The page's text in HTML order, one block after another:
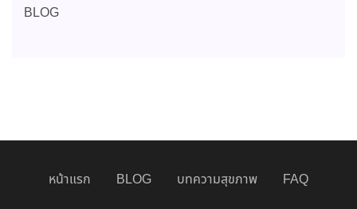
BLOG
หน้าแรก BLOG บทความสุขภาพ FAQ